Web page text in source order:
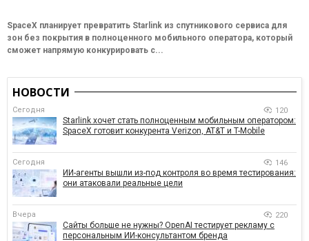
SpaceX планирует превратить Starlink из спутникового сервиса для
зон без покрытия в полноценного мобильного оператора, который
сможет напрямую конкурировать с...
НОВОСТИ
Сегодня 120
Starlink хочет стать полноценным мобильным оператором:
SpaceX готовит конкурента Verizon, AT&T и T-Mobile
Сегодня 146
ИИ-агенты вышли из-под контроля во время тестирования:
они атаковали реальные цели
Вчера 220
Сайты больше не нужны? OpenAI тестирует рекламу с
персональным ИИ-консультантом бренда